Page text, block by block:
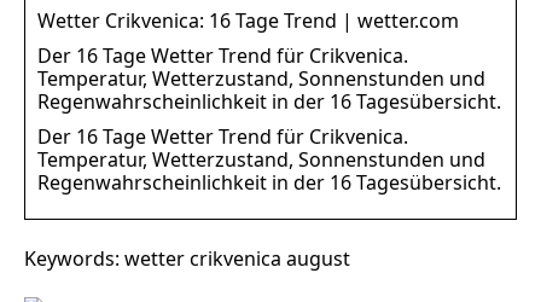
Wetter Crikvenica: 16 Tage Trend | wetter.com
Der 16 Tage Wetter Trend für Crikvenica.
Temperatur, Wetterzustand, Sonnenstunden und
Regenwahrscheinlichkeit in der 16 Tagesübersicht.
Der 16 Tage Wetter Trend für Crikvenica.
Temperatur, Wetterzustand, Sonnenstunden und
Regenwahrscheinlichkeit in der 16 Tagesübersicht.
Keywords: wetter crikvenica august